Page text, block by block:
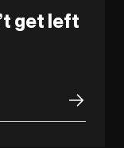
get left